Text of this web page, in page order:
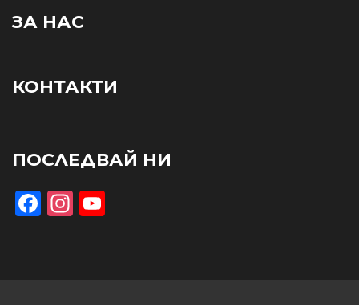
ЗА НАС
КОНТАКТИ
ПОСЛЕДВАЙ НИ
Facebook
Instagram